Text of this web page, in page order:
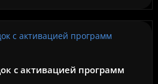
с активацией программ